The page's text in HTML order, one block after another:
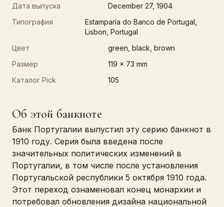
Дата выпуска
December 27, 1904
Типография
Estamparía do Banco de Portugal,
Lisbon, Portugal
Цвет
green, black, brown
Размер
119 x 73 mm
Каталог Pick
105
Об этой банкноте
Банк Португалии выпустил эту серию банкнот в
1910 году. Серия была введена после
значительных политических изменений в
Португалии, в том числе после установления
Португальской республики 5 октября 1910 года.
Этот переход ознаменовал конец монархии и
потребовал обновления дизайна национальной